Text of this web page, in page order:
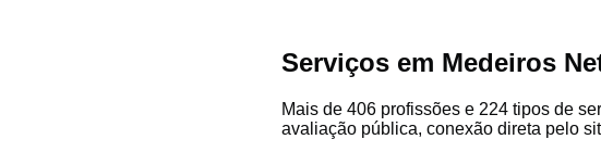
Serviços em Medeiros
Mais de 406 profissões e 224 tipos de
avaliação pública, conexão direta pelo